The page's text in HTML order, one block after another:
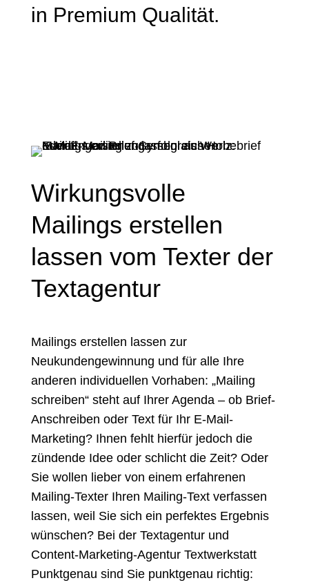
in Premium Qualität.
Wirkungsvolle
Mailings erstellen
lassen vom Texter der
Textagentur
Mailings erstellen lassen zur
Neukundengewinnung und für alle Ihre
anderen individuellen Vorhaben: „Mailing
schreiben“ steht auf Ihrer Agenda – ob Brief-
Anschreiben oder Text für Ihr E-Mail-
Marketing? Ihnen fehlt hierfür jedoch die
zündende Idee oder schlicht die Zeit? Oder
Sie wollen lieber von einem erfahrenen
Mailing-Texter Ihren Mailing-Text verfassen
lassen, weil Sie sich ein perfektes Ergebnis
wünschen? Bei der Textagentur und
Content-Marketing-Agentur Textwerkstatt
Punktgenau sind Sie punktgenau richtig: